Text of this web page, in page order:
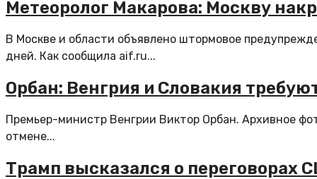
Метеоролог Макарова: Москву
В Москве и области объявлено штормовое
дней. Как сообщила aif.ru...
Орбан: Венгрия и Словакия
Премьер-министр Венгрии Виктор Орбан. Архивное
отмене...
Трамп высказался о переговорах